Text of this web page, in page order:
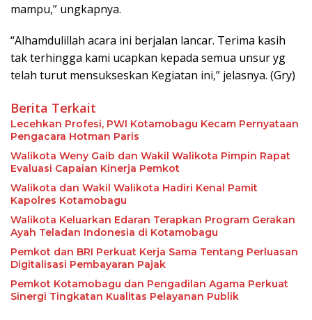
mampu,” ungkapnya.
“Alhamdulillah acara ini berjalan lancar. Terima kasih
tak terhingga kami ucapkan kepada semua unsur yg
telah turut mensukseskan Kegiatan ini,” jelasnya. (Gry)
Berita Terkait
Lecehkan Profesi, PWI Kotamobagu Kecam Pernyataan
Pengacara Hotman Paris
Walikota Weny Gaib dan Wakil Walikota Pimpin Rapat
Evaluasi Capaian Kinerja Pemkot
Walikota dan Wakil Walikota Hadiri Kenal Pamit
Kapolres Kotamobagu
Walikota Keluarkan Edaran Terapkan Program Gerakan
Ayah Teladan Indonesia di Kotamobagu
Pemkot dan BRI Perkuat Kerja Sama Tentang Perluasan
Digitalisasi Pembayaran Pajak
Pemkot Kotamobagu dan Pengadilan Agama Perkuat
Sinergi Tingkatan Kualitas Pelayanan Publik